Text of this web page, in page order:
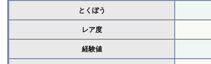
とくぼう
レア度
経験値